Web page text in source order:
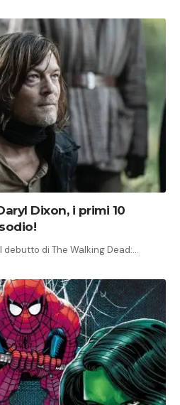
Dixon, i primi 10
di The Walking Dead:…